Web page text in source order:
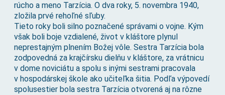
rúcho a meno Tarzícia. O dva roky, 5. novembra 1940,
zložila prvé rehoľné sľuby.
Tieto roky boli silno poznačené správami o vojne. Kým
však boli boje vzdialené, život v kláštore plynul
neprestajným plnením Božej vôle. Sestra Tarzícia bola
zodpovedná za krajčírsku dielňu v kláštore, za vrátnicu
v dome noviciátu a spolu s inými sestrami pracovala
v hospodárskej škole ako učiteľka šitia. Podľa výpovedí
spolusestier bola sestra Tarzícia otvorená aj na rôzne